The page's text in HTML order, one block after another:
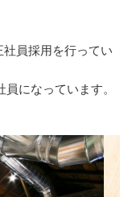
社員採用を行ってい
になっています。